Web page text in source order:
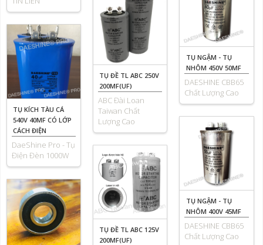
TỤ KÍCH TÀU CÁ
540V 40MF CÓ LỚP
CÁCH ĐIỆN
DaeShine Pro - Tụ
Điện Đèn 1000W
TỤ ĐỀ TL ABC 250V
200MF(UF)
ABC Đài Loan
Taiwan Chất
Lượng Cao
TỤ ĐỀ TL ABC 125V
200MF(UF)
TỤ NGẬM - TỤ
NHÔM 450V 50MF
DAESHINE CBB65
Chất Lượng Cao
TỤ NGẬM - TỤ
NHÔM 400V 45MF
DAESHINE CBB65
Chất Lượng Cao